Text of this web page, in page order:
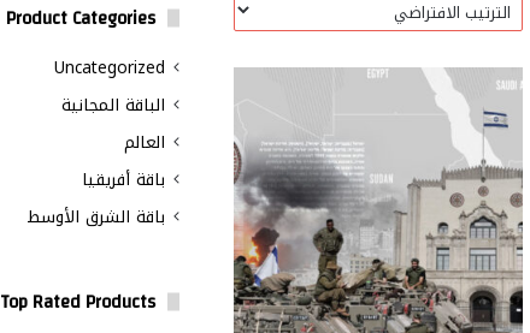
Product Categories
Uncategorized
الباقة المجانية
العالم
باقة أفريقيا
باقة الشرق الأوسط
Top Rated Products